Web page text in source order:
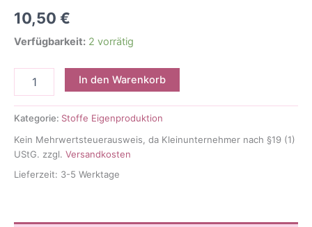
10,50 €
Verfügbarkeit: 2 vorrätig
Jerseystoff
Krümelmonster
In den Warenkorb
Kategorie: Stoffe Eigenproduktion
Kein Mehrwertsteuerausweis, da Kleinunternehmer nach §19 (1)
UStG. zzgl. Versandkosten
Lieferzeit: 3-5 Werktage